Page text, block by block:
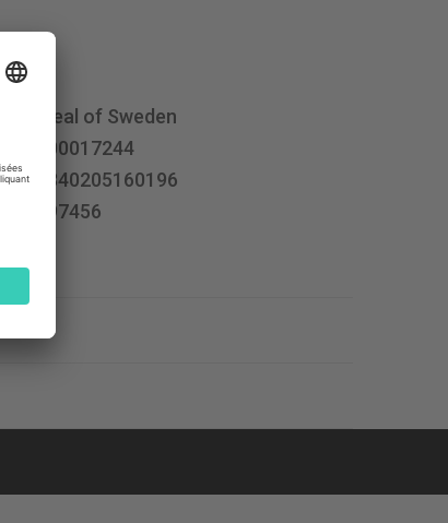
iDeal of Sweden
100017244
7340205160196
497456